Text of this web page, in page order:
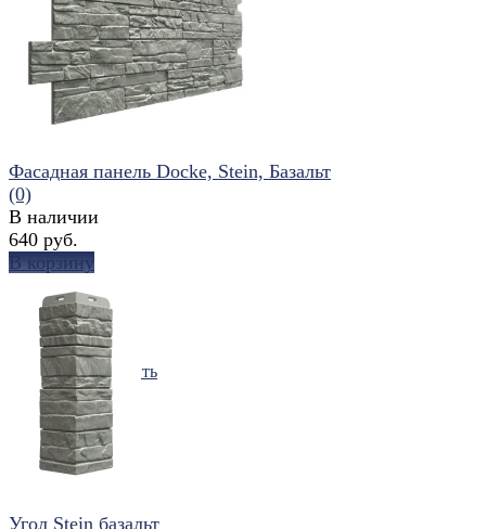
избранное сравнить
избранное сравнить
Фасадная панель Docke, Stein, Базальт
(0)
В наличии
640 руб.
В корзину
Угол Stein базальт